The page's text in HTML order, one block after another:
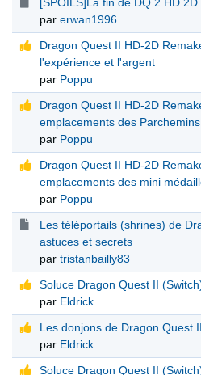
par erwan1996
Dragon Quest II HD-2D
l'expérience et l'argent
par Poppu
Dragon Quest II HD-2D
emplacements des Parchemins
par Poppu
Dragon Quest II HD-2D
emplacements des mini
par Poppu
Les téléportails (shrines) de
astuces et secrets
par tristanbailly83
Soluce Dragon Quest II
par Eldrick
Les donjons de Dragon Quest II
par Eldrick
Soluce Dragon Quest II